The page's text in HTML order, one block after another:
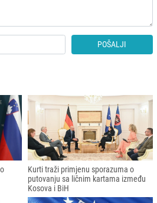
POŠALJI
Kurti traži primjenu sporazuma o
putovanju sa ličnim kartama između
Kosova i BiH